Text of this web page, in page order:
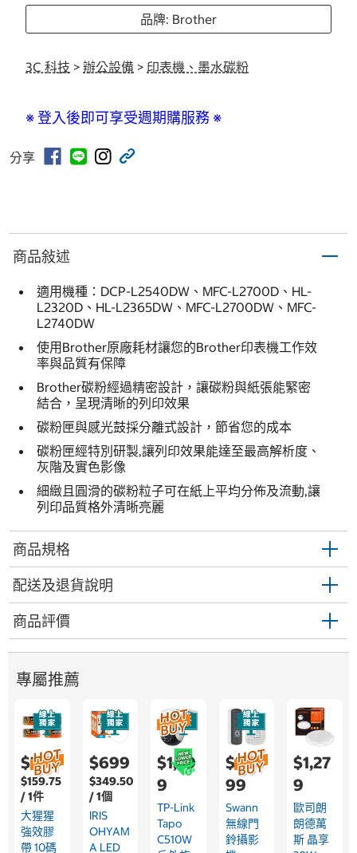
品牌: Brother
3C 科技 > 辦公設備 > 印表機、墨水碳粉
※ 登入後即可享受週期購服務 ※
分享
商品敍述
適用機種：DCP-L2540DW、MFC-L2700D、HL-
L2320D、HL-L2365DW、MFC-L2700DW、MFC-
L2740DW
使用Brother原廠耗材讓您的Brother印表機工作效
率與品質有保障
Brother碳粉經過精密設計，讓碳粉與紙張能緊密
結合，呈現清晰的列印效果
碳粉匣與感光鼓採分離式設計，節省您的成本
碳粉匣經特別研製,讓列印效果能達至最高解析度、
灰階及實色影像
細緻且圓滑的碳粉粒子可在紙上平均分佈及流動,讓
列印品質格外清晰亮麗
商品規格
配送及退貨說明
商品評價
專屬推薦
$799
$159.75
/ 1件
大猩猩
強效膠
帶 10碼
$699
$349.50
/ 1個
IRIS
OHYAM
A LED
$1,29
9
TP-Link
Tapo
C510W
$2,9
99
Swann
無線門
鈴攝影
$1,27
9
歐司朗
朗德萬
斯 晶享